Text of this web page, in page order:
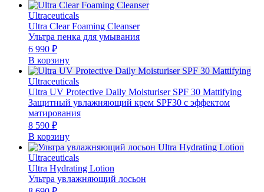
Ultraceuticals
Ultra Clear Foaming Cleanser
Ультра пенка для умывания
6 990 ₽
В корзину
Ultraceuticals
Ultra UV Protective Daily Moisturiser SPF 30 Mattifying
Защитный увлажняющий крем SPF30 с эффектом
матирования
8 590 ₽
В корзину
Ultraceuticals
Ultra Hydrating Lotion
Ультра увлажняющий лосьон